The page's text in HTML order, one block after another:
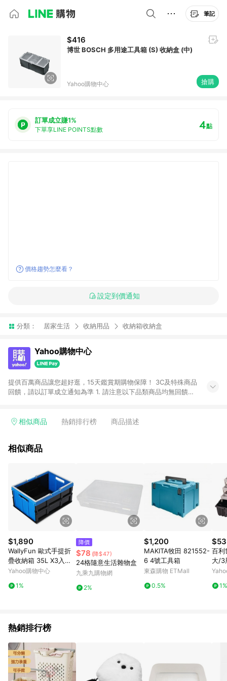
筆記
$416
博世 BOSCH 多用途工具箱 (S) 收納盒 (中)
Yahoo購物中心 搶購
訂單成立賺1%
下單享LINE POINTS點數 4點
價格趨勢怎麼看？
設定到價通知
分類： 居家生活 收納用品 收納箱收納盒
Yahoo購物中心
提供百萬商品讓您超好逛，15天鑑賞期購物保障！ 3C及特殊商品
回饋，請以訂單成立通知為準 1. 請注意以下品類商品均無回饋：
電玩/遊戲/相機/單眼/鏡頭/拍立得 [2024/6/1起適用] -內接硬
的購回饋活動享Yahoo超贈點回饋者 - 購物中心商店之商品：商
3. 訂單回饋金額將扣除運費/購物金/超贈點/福利金/紅利折抵/折
價券等虛擬貨幣折抵 4. 大宗採購或批發轉賣不具回饋資格： 如
有相關事證認定您為大宗採購、批發轉賣而非最終消費使用者，
相關認定以Yahoo購物中心之認定為準
相似商品 熱銷排行榜 商品描述
相似商品
$1,890
WallyFun 歐式手提折
疊收納箱 35L X3入組
(藍/綠)
Yahoo購物中心
1%
降價
$78 (降$47)
24格隨意生活雜物盒
九乘九購物網
2%
$1,200
MAKITA牧田 821552-
6 4號工具箱
東森購物 ETMall
0.5%
百利
大/3
103
1%
熱銷排行榜